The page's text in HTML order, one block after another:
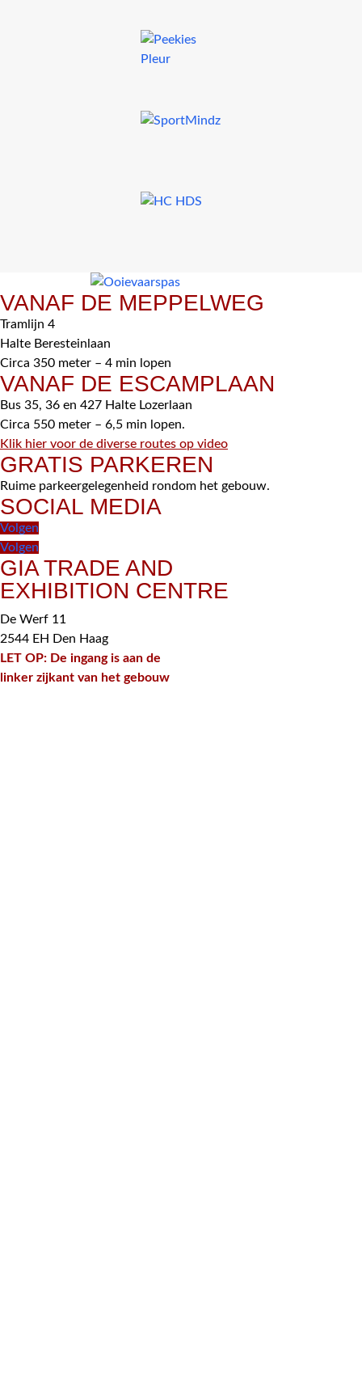
VANAF DE MEPPELWEG
Tramlijn 4
Halte Beresteinlaan
Circa 350 meter – 4 min lopen
VANAF DE ESCAMPLAAN
Bus 35, 36 en 427 Halte Lozerlaan
Circa 550 meter – 6,5 min lopen.
Klik hier voor de diverse routes op video
GRATIS PARKEREN
Ruime parkeergelegenheid rondom het gebouw.
SOCIAL MEDIA
Volgen
Volgen
GIA TRADE AND
EXHIBITION CENTRE
De Werf 11
2544 EH Den Haag
LET OP: De ingang is aan de
linker zijkant van het gebouw